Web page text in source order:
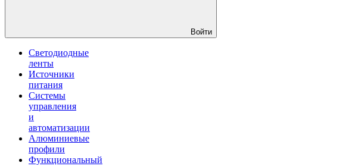
Войти
Светодиодные
ленты
Источники
питания
Системы
управления
и
автоматизации
Алюминиевые
профили
Функциональный